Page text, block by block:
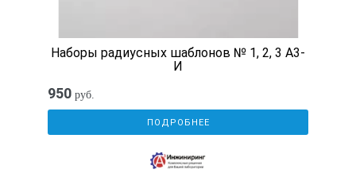
Наборы радиусных шаблонов № 1, 2, 3 А3-
И
950 руб.
ПОДРОБНЕЕ